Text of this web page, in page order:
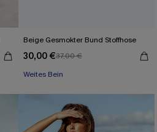
Beige Gesmokter Bund Stoffhose
30,00 €37,00 €
Weites Bein